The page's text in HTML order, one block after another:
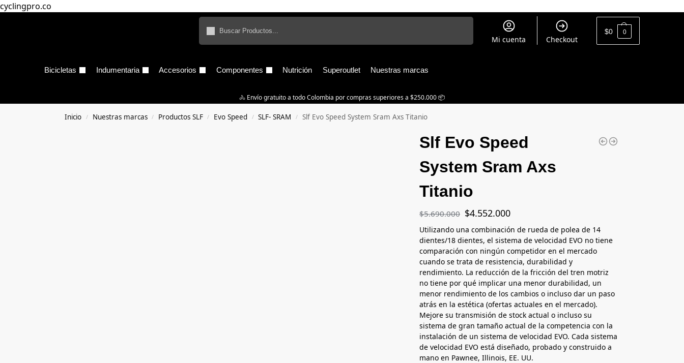
cyclingpro.co
Mi cuenta Checkout
$0 0
Bicicletas Indumentaria Accesorios Componentes Nutrición Superoutlet Nuestras marcas
🚴‍ Envío gratuito a todo Colombia por compras superiores a $250.000 📦
Inicio / Nuestras marcas / Productos SLF / Evo Speed / SLF- SRAM / Slf Evo Speed System Sram Axs Titanio
Slf Evo Speed
System Sram Axs
Titanio
$5.690.000 $4.552.000
Utilizando una combinación de rueda de polea de 14
dientes/18 dientes, el sistema de velocidad EVO no tiene
comparación con ningún competidor en el mercado
cuando se trata de resistencia, durabilidad y
rendimiento. La reducción de la fricción del tren motriz
no tiene por qué implicar una menor durabilidad, un
menor rendimiento de los cambios o incluso dar un paso
atrás en la estética (ofertas actuales en el mercado).
Mejore su transmisión de stock actual o incluso su
sistema de gran tamaño actual de la competencia con la
instalación de un sistema de velocidad EVO. Cada sistema
de velocidad EVO está diseñado, probado y construido a
mano en Pawnee, Illinois, EE. UU.